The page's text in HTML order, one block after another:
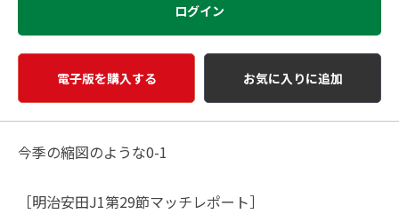
ログイン
電子版を購入する お気に入りに追加
今季の縮図のような0-1
［明治安田J1第29節マッチレポート］